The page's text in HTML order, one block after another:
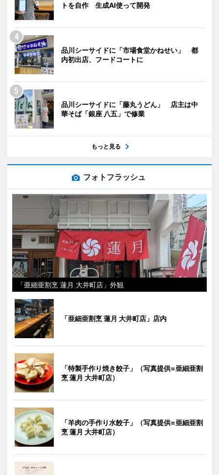
トを自作 生成AI使って開発
品川シーサイドに「市場食堂かねせい」 都
内初出店、フードコートに
品川シーサイドに「藤丸うどん」 店主は中
華そば「銀座 八五」で修業
もっと見る
フォトフラッシュ
「亜細亜割烹 蓮月 大井町店」外観
「亜細亜割烹 蓮月 大井町店」店内
「特製手作り焼き餃子」（写真提供=亜細亜割
烹 蓮月 大井町店）
「羊肉の手作り水餃子」（写真提供=亜細亜割
烹 蓮月 大井町店）